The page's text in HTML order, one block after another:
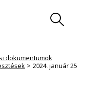
dokumentumok
2024. január 25